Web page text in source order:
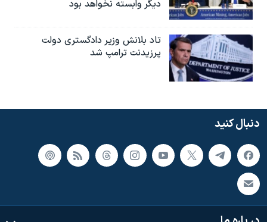
دیگر وابسته نخواهد بود
تاد بلانش وزیر دادگستری دولت
پرزیدنت ترامپ شد
دنبال کنید